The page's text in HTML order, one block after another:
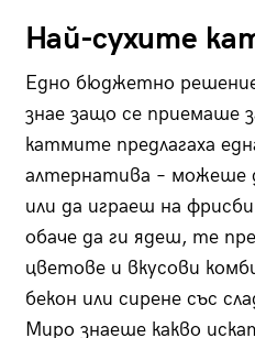
Най-сухите
Едно бюджетно
знае защо се приемаше
катмите предлагаха
алтернатива – можеше
или да играеш на
обаче да ги ядеш, те
цветове и вкусови
бекон или сирене със
Миро знаеше какво